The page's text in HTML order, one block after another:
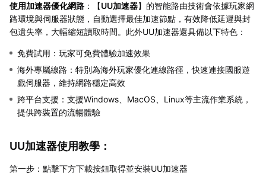
使用加速器優化網路 ：【UU加速器】的智能路由技術會依據玩家網
路環境與伺服器狀態，自動選擇最佳加速節點，有效降低延遲與封
包遺失率，大幅縮短讀取時間。此外UU加速器還具備以下特色：
免費試用：玩家可免費體驗加速效果
海外專屬線路：特別為海外玩家優化連線路徑，快速連接國服遊
戲伺服器，維持網路穩定高效
跨平台支援：支援Windows、MacOS、Linux等主流作業系統，
提供跨裝置的流暢體驗
UU加速器使用教學：
第一步：點擊下方下載按鈕取得並安裝UU加速器